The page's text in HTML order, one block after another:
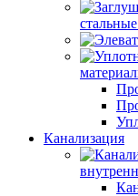
Канализация